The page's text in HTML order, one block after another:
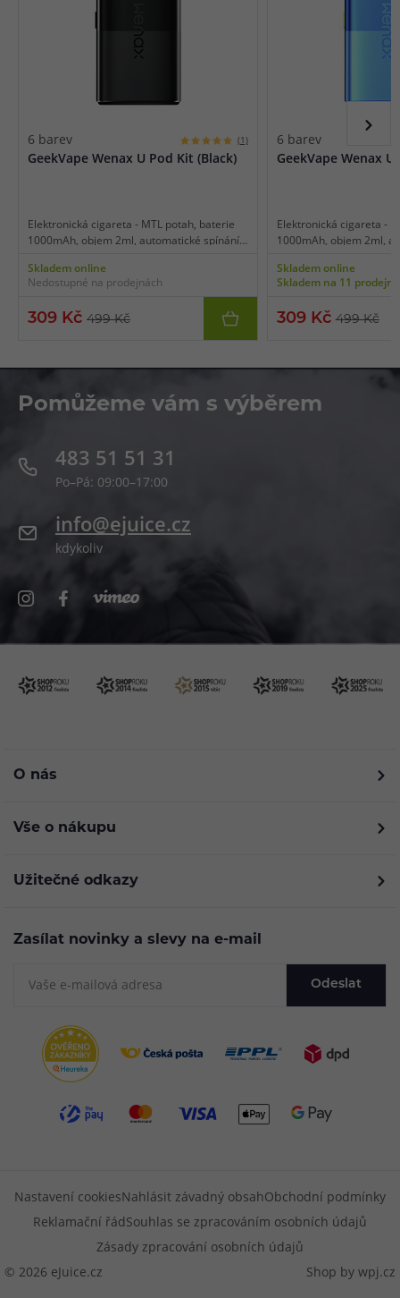
6 barev (1)
GeekVape Wenax U Pod Kit (Black)
Elektronická cigareta - MTL potah, baterie
1000mAh, objem 2ml, automatické spínání,
regulace air-flow, tři režimy intenzity,
cartridge U Pod, šňůrka na krk v balení.
Skladem online
Nedostupné na prodejnách
309 Kč 499 Kč
6 barev
GeekVape Wenax
Elektronická cigareta -
1000mAh, objem 2ml,
regulace air-flow, tři
cartridge U Pod, šňůrka
Skladem online
Skladem na 11
309 Kč499 Kč
Pomůžeme vám s výběrem
483 51 51 31
Po–Pá: 09:00–17:00
info@ejuice.cz
kdykoliv
O nás
Vše o nákupu
Užitečné odkazy
Zasílat novinky a slevy na e-mail
Odeslat
© 2026 eJuice.cz
Nastavení cookiesNahlásit závadný obsahObchodní podmínky
Reklamační řádSouhlas se zpracováním osobních údajů
Zásady zpracování osobních údajů
Shop by wpj.cz